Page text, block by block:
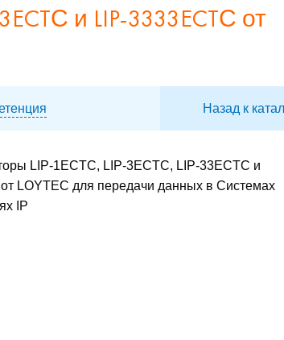
и LIP-3333ECTС от
Назад к